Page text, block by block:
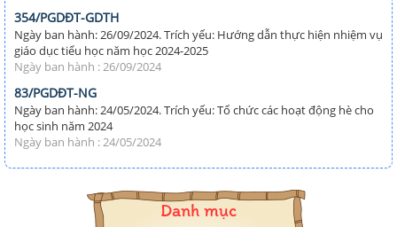
354/PGDĐT-GDTH
Ngày ban hành: 26/09/2024. Trích yếu: Hướng dẫn thực hiện nhiệm vụ
giáo dục tiểu học năm học 2024-2025
Ngày ban hành : 26/09/2024
83/PGDĐT-NG
Ngày ban hành: 24/05/2024. Trích yếu: Tổ chức các hoạt động hè cho
học sinh năm 2024
Ngày ban hành : 24/05/2024
Danh mục